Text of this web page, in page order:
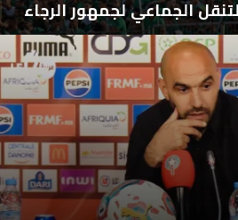
الجماعي لجمهور الرجاء